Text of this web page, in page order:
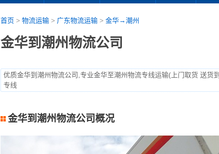
首页 > 物流运输> 广东物流运输> 金华→潮州
金华到潮州物流公司
优质金华到潮州物流公司,专业金华至潮州物流专线运输(上门取货 送
专线
金华到潮州物流公司概况